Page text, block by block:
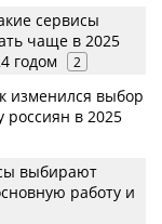
сервисы
чаще в 2025
годом
2
изменился выбор
россиян в 2025
выбирают
работу и